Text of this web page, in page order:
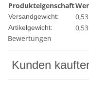
Produkteigenschaft
Versandgewicht:
Artikelgewicht: 0,53
Bewertungen
Kunden